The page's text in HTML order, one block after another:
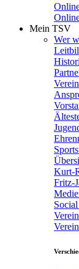
Mein TSV
Wer
Kurt-
Fritz-